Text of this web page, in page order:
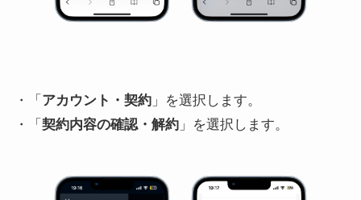
・「 アカウント・契約」を選択します。
・「 契約内容の確認・解約」を選択します。